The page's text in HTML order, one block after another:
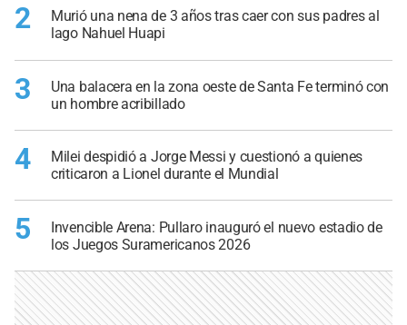
2
Murió una nena de 3 años tras caer con sus padres al
lago Nahuel Huapi
3
Una balacera en la zona oeste de Santa Fe terminó con
un hombre acribillado
4
Milei despidió a Jorge Messi y cuestionó a quienes
criticaron a Lionel durante el Mundial
5
Invencible Arena: Pullaro inauguró el nuevo estadio de
los Juegos Suramericanos 2026